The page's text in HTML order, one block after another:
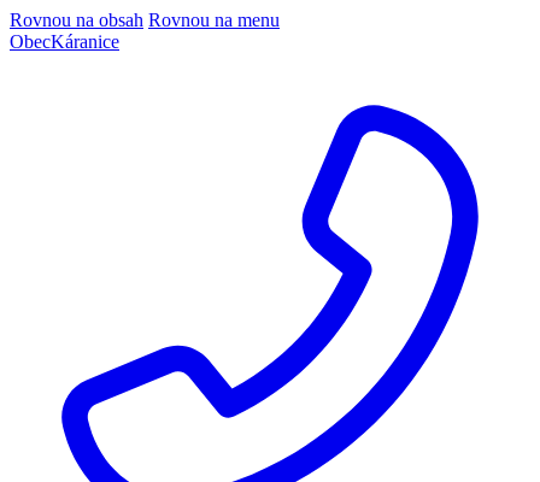
Rovnou na obsah Rovnou na menu
ObecKáranice